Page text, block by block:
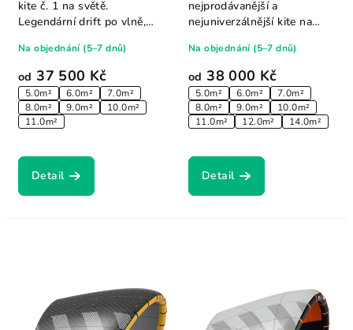
od 37 500 Kč
5.0m² 6.0m²
7.0m²
8.0m²
9.0m²
10.0m²
11.0m²
Na objednání (5–7 dnů)
Detail
kite č. 1 na světě.
Legendární drift po vlně,
od 38 000 Kč
5.0m² 6.0m²
7.0m²
8.0m²
9.0m²
10.0m²
11.0m²
12.0m² 14.0m²
Na objednání (5–7 dnů)
Detail
nejprodávanější a
nejuniverzálnější kite na
Model...